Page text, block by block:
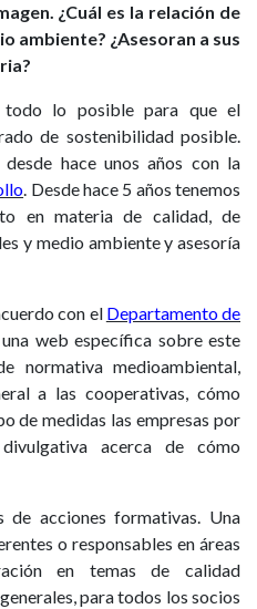
¿Cuál es la relación de
ambiente? ¿Asesoran a sus
lo posible para que el
de sostenibilidad posible.
hace unos años con la
. Desde hace 5 años tenemos
en materia de calidad, de
y medio ambiente y asesoría
con el Departamento de
web específica sobre este
normativa medioambiental,
a las cooperativas, cómo
de medidas las empresas por
acerca de cómo
de acciones formativas. Una
o responsables en áreas
en temas de calidad
para todos los socios